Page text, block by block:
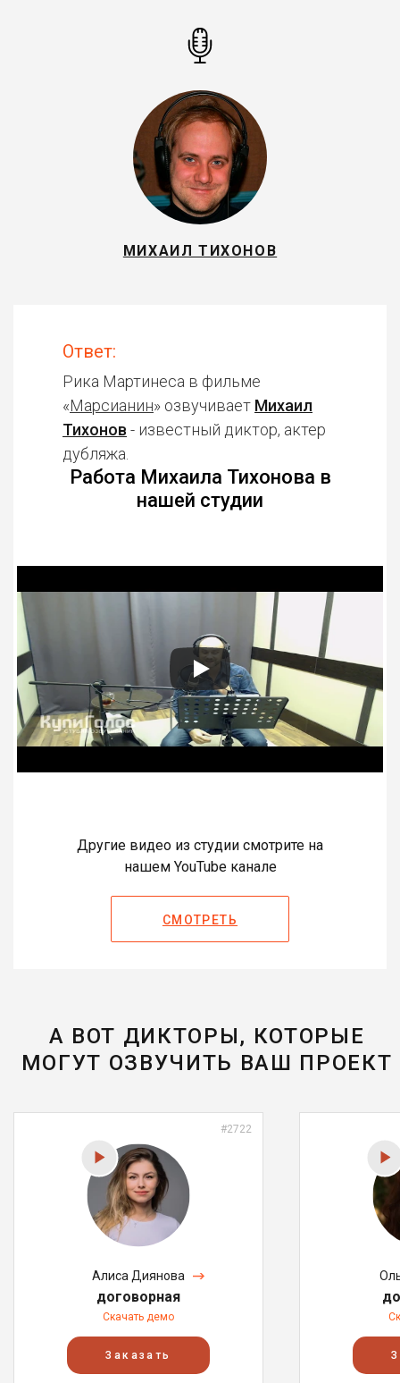
МИХАИЛ ТИХОНОВ
Ответ:
Рика Мартинеса в фильме
«Марсианин» озвучивает Михаил
Тихонов - известный диктор, актер
дубляжа.
Работа Михаила Тихонова в
нашей студии
Другие видео из студии смотрите на
нашем YouTube канале
СМОТРЕТЬ
А ВОТ ДИКТОРЫ, КОТОРЫЕ
МОГУТ ОЗВУЧИТЬ ВАШ ПРОЕКТ
#2722
Алиса Диянова
договорная
Скачать демо
Заказать